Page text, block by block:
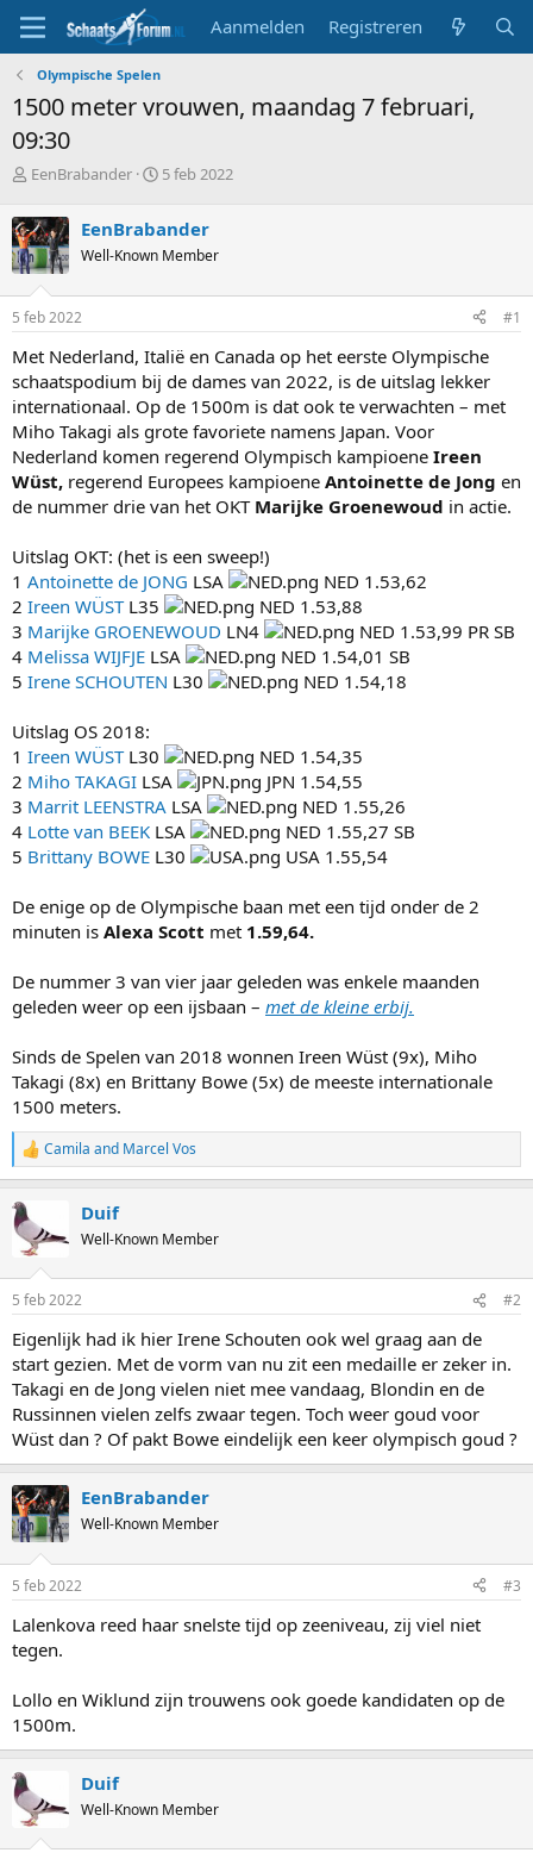
Aanmelden Registreren
Olympische Spelen
1500 meter vrouwen, maandag 7 februari,
09:30
T
p
i
c
s
t
a
t
e
r
EenBrabander
S
r
t
a
m
5 feb 2022
EenBrabander
Well-Known Member
5 feb 2022 #1
Met Nederland, Italië en Canada op het eerste Olympische
schaatspodium bij de dames van 2022, is de uitslag lekker
internationaal. Op de 1500m is dat ook te verwachten – met
Miho Takagi als grote favoriete namens Japan. Voor
Nederland komen regerend Olympisch kampioene Ireen
Wüst, regerend Europees kampioene Antoinette de Jong en
de nummer drie van het OKT Marijke Groenewoud in actie.
Uitslag OKT: (het is een sweep!)
1 Antoinette de JONG LSA
NED 1.53,62
2 Ireen WÜSTL35
NED 1.53,88
3 Marijke GROENEWOUD LN4
NED 1.53,99 PR SB
4 Melissa WIJFJE LSA
NED 1.54,01 SB
5 Irene SCHOUTEN L30 NED 1.54,18
Uitslag OS 2018:
1 Ireen WÜSTL30
NED 1.54,35
2 Miho TAKAGI LSA
JPN 1.54,55
3 Marrit LEENSTRA LSA
NED 1.55,26
4 Lotte van BEEK LSA
NED 1.55,27 SB
5 Brittany BOWE L30 USA 1.55,54
De enige op de Olympische baan met een tijd onder de 2
minuten is Alexa Scott met 1.59,64.
De nummer 3 van vier jaar geleden was enkele maanden
geleden weer op een ijsbaan – met de kleine erbij.
Sinds de Spelen van 2018 wonnen Ireen Wüst (9x), Miho
Takagi (8x) en Brittany Bowe (5x) de meeste internationale
1500 meters.
R
e
c
t
i
n
s
Camila and Marcel Vos
Duif
Well-Known Member
5 feb 2022 #2
Eigenlijk had ik hier Irene Schouten ook wel graag aan de
start gezien. Met de vorm van nu zit een medaille er zeker in.
Takagi en de Jong vielen niet mee vandaag, Blondin en de
Russinnen vielen zelfs zwaar tegen. Toch weer goud voor
Wüst dan ? Of pakt Bowe eindelijk een keer olympisch goud ?
EenBrabander
Well-Known Member
5 feb 2022 #3
Lalenkova reed haar snelste tijd op zeeniveau, zij viel niet
tegen.
Lollo en Wiklund zijn trouwens ook goede kandidaten op de
1500m.
Duif
Well-Known Member